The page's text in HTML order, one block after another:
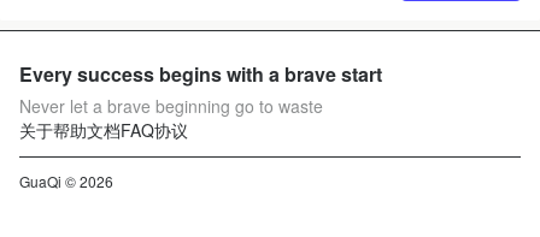
Every success begins with a brave start
Never let a brave beginning go to waste
关于帮助文档FAQ协议
GuaQi © 2026